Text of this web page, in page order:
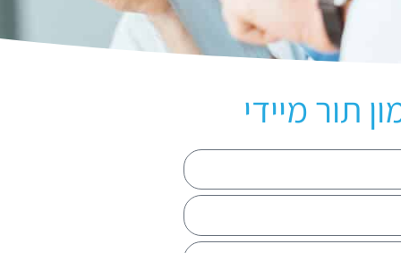
תור מיידי